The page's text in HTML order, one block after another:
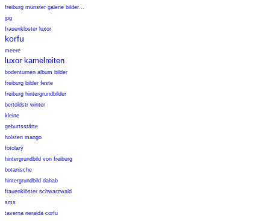
freiburg münster galerie bilder...
jpg
frauenkloster luxor
korfu
meere
luxor kamelreiten
bodenturnen album bilder
freiburg bilder feste
freiburg hintergrundbilder
bertoldstr winter
kleine
geburtsstätte
holsten mango
fotolarý
hintergrundbild von freiburg
botanische
hintergrundbild dahab
frauenklöster schwarzwald
sms
taverna neraida corfu